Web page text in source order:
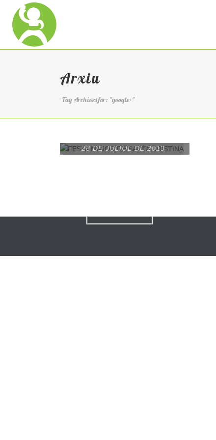
Arxiu
Tag Archives for: "google+"
28 DE JULIOL DE 2013